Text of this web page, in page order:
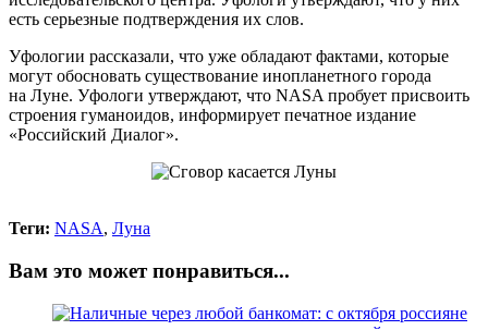
есть серьезные подтверждения их слов.
Уфологии рассказали, что уже обладают фактами, которые
могут обосновать существование инопланетного города
на Луне. Уфологи утверждают, что NASA пробует присвоить
строения гуманоидов, информирует печатное издание
«Российский Диалог».
Теги: NASA, Луна
Вам это может понравиться...